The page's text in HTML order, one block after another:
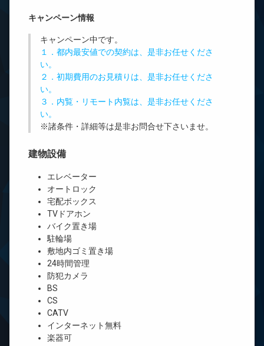
キャンペーン情報
キャンペーン中です。
１．都内最安値での契約は、是非お任せくださ
い。
２．初期費用のお見積りは、是非お任せくださ
い。
３．内覧・リモート内覧は、是非お任せくださ
い。
※諸条件・詳細等は是非お問合せ下さいませ。
建物設備
エレベーター
オートロック
宅配ボックス
TVドアホン
バイク置き場
駐輪場
敷地内ゴミ置き場
24時間管理
防犯カメラ
BS
CS
CATV
インターネット無料
楽器可